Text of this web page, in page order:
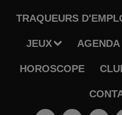
TRAQUEURS
JEUX AGENDA
HOROSCOPE